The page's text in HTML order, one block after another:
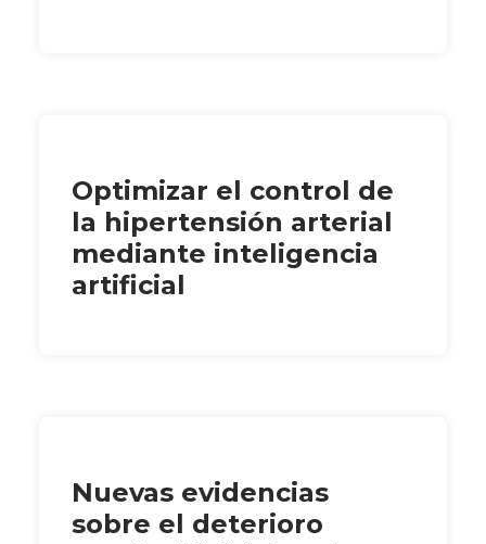
Optimizar el control de
la hipertensión arterial
mediante inteligencia
artificial
Nuevas evidencias
sobre el deterioro